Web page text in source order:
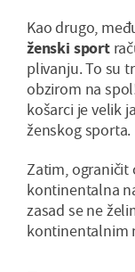
Kao drugo,
ženski sport
plivanju. To su
obzirom na
košarci je velik
ženskog sporta.
Zatim, ograničit
kontinentalna
zasad se ne
kontinentalnim